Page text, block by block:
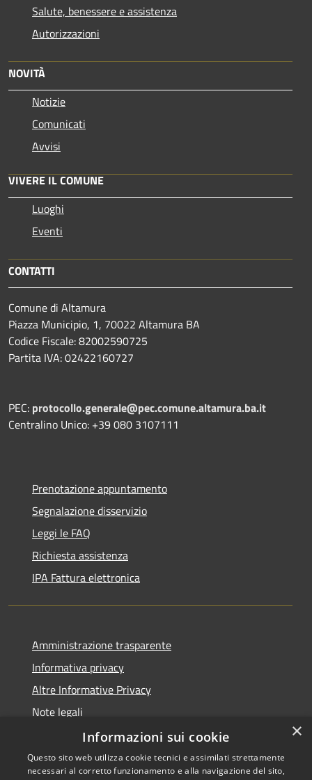
Salute, benessere e assistenza
Autorizzazioni
NOVITÀ
Notizie
Comunicati
Avvisi
VIVERE IL COMUNE
Luoghi
Eventi
CONTATTI
Comune di Altamura
Piazza Municipio, 1, 70022 Altamura BA
Codice Fiscale: 82002590725
Partita IVA: 02422160727
PEC: protocollo.generale@pec.comune.altamura.ba.it
Centralino Unico: +39 080 3107111
Prenotazione appuntamento
Segnalazione disservizio
Leggi le FAQ
Richiesta assistenza
IPA Fattura elettronica
Amministrazione trasparente
Informativa privacy
Altre Informative Privacy
Note legali
Dichiarazione di accessibilità
×
Informazioni sui cookie
Questo sito web utilizza cookie tecnici e assimilati strettamente
necessari al corretto funzionamento e alla navigazione del sito,